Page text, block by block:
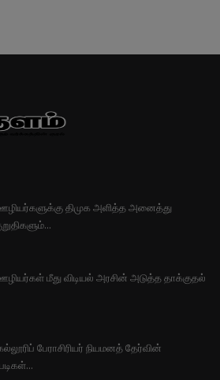
திமுக அளித்த அனைத்து
மீது விடியல் அரசின் அடுத்த தாக்குதல்
பேராசிரியர் நியமனத் தேர்வின்